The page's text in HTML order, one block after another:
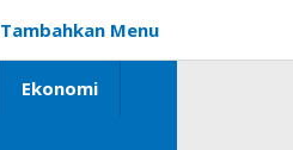
Tambahkan Menu
Ekonomi